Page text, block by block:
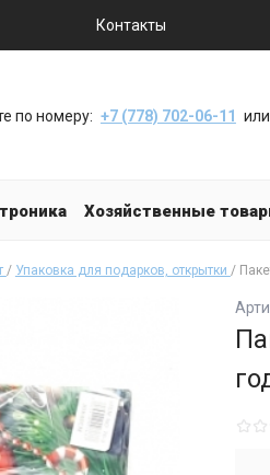
Контакты
по номеру: +7 (778) 702-06-11 или
Хозяйственные
/ Упаковка для подарков, открытки /